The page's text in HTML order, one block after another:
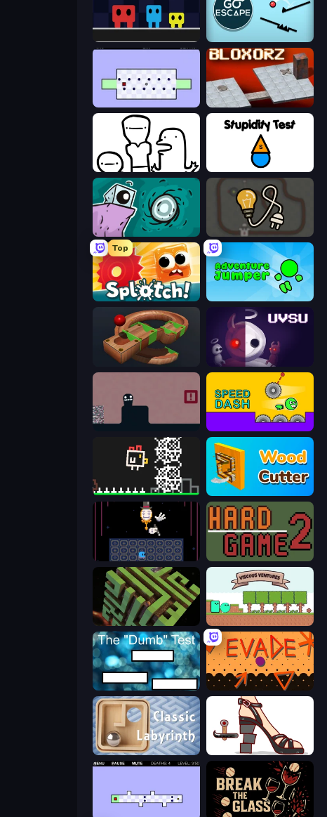
World's Hardest Game Bloxorz
I Don't Even Know Stupidity Test
Tilo Light The Lamp
Top
Splotch! Adventure Jumper
Marble Run UVSU
Chicken and Bee Wood Cutter - Saw
Just One Boss Hard Game 2
Maze Planet 3D
The Dumb Test Evade
Classic Labyrinth 3D Kakato Otoshi